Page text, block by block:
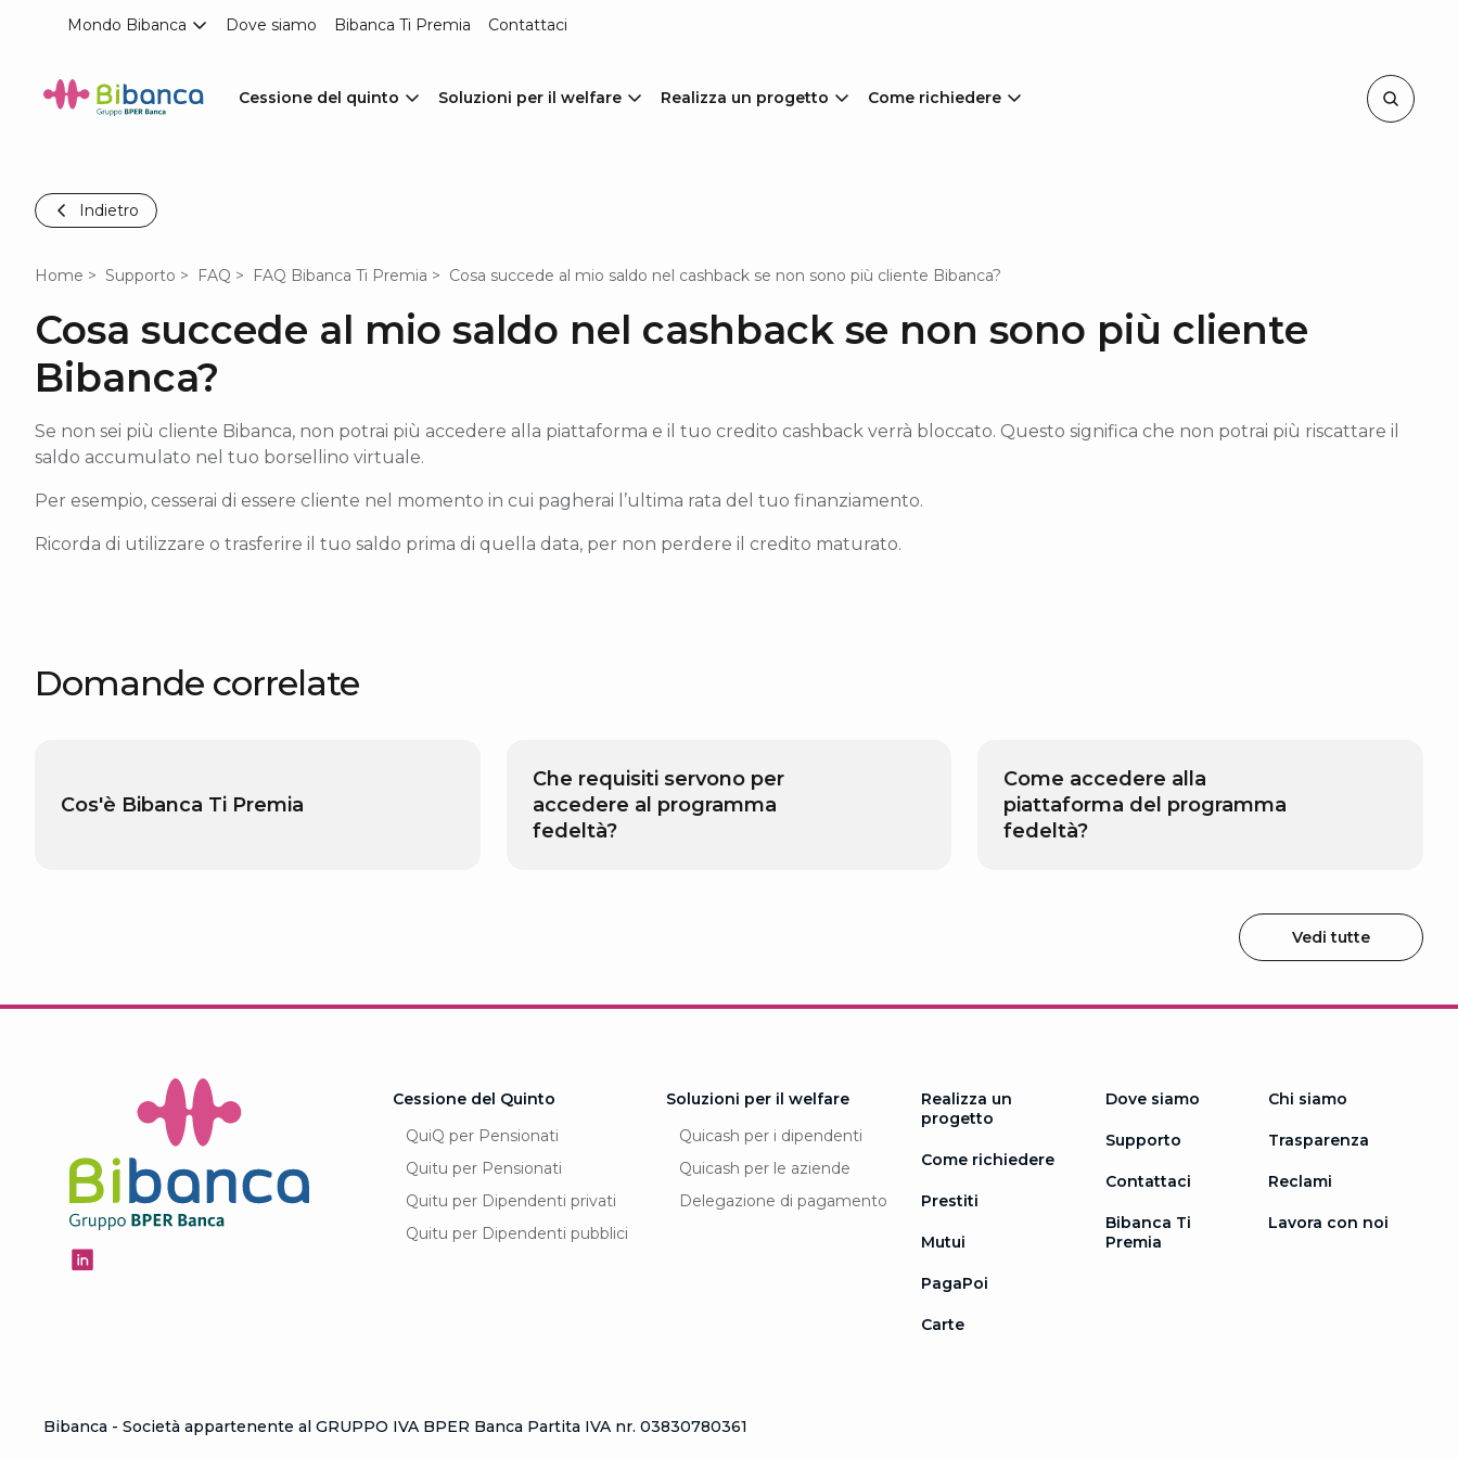
Mondo Bibanca Dove siamo Bibanca Ti Premia Contattaci
Cessione del quinto Soluzioni per il welfare Realizza un progetto Come richiedere
Indietro
Home Supporto FAQ FAQ Bibanca Ti Premia Cosa succede al mio saldo nel cashback se non sono più cliente Bibanca?
Cosa succede al mio saldo nel cashback se non sono più cliente
Bibanca?
Se non sei più cliente Bibanca, non potrai più accedere alla piattaforma e il tuo credito cashback verrà bloccato. Questo significa che non potrai più riscattare il
saldo accumulato nel tuo borsellino virtuale.
Per esempio, cesserai di essere cliente nel momento in cui pagherai l’ultima rata del tuo finanziamento.
Ricorda di utilizzare o trasferire il tuo saldo prima di quella data, per non perdere il credito maturato.
Domande correlate
Cos'è Bibanca Ti Premia
Che requisiti servono per
accedere al programma
fedeltà?
Come accedere alla
piattaforma del programma
fedeltà?
Vedi tutte
Cessione del Quinto
QuiQ per Pensionati
Quitu per Pensionati
Quitu per Dipendenti privati
Quitu per Dipendenti pubblici
Soluzioni per il welfare
Quicash per i dipendenti
Quicash per le aziende
Delegazione di pagamento
Realizza un
progetto
Come richiedere
Prestiti
Mutui
PagaPoi
Carte
Dove siamo
Supporto
Contattaci
Bibanca Ti
Premia
Chi siamo
Trasparenza
Reclami
Lavora con noi
Bibanca - Società appartenente al GRUPPO IVA BPER Banca Partita IVA nr. 03830780361